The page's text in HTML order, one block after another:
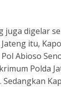
juga digelar
itu,
Abioso
Polda
Sedangkan